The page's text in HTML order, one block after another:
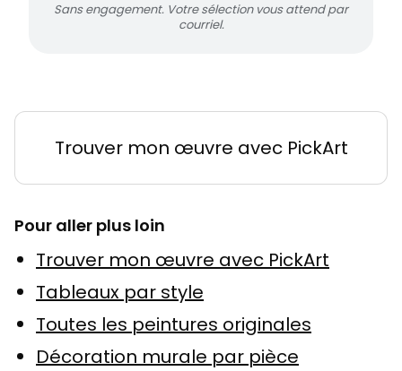
Sans engagement. Votre sélection vous attend par
courriel.
Trouver mon œuvre avec PickArt
Pour aller plus loin
Trouver mon œuvre avec PickArt
Tableaux par style
Toutes les peintures originales
Décoration murale par pièce